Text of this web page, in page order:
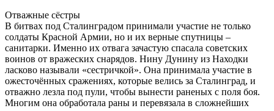
Отважные сёстры
В битвах под Сталинградом принимали участие не только
солдаты Красной Армии, но и их верные спутницы –
санитарки. Именно их отвага зачастую спасала советских
воинов от вражеских снарядов. Нину Дунину из Находки
ласково называли «сестричкой». Она принимала участие в
ожесточённых сражениях, которые велись за Сталинград, и
отважно лезла под пули, чтобы вынести раненых с поля боя.
Многим она обработала раны и перевязала в сложнейших